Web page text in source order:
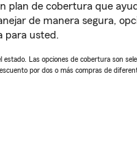
plan de cobertura que
de manera segura,
para usted.
Las opciones de cobertura son
por dos o más compras de